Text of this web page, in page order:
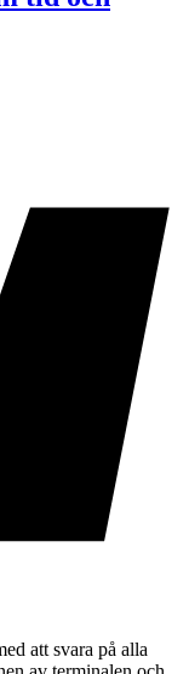
att svara på alla